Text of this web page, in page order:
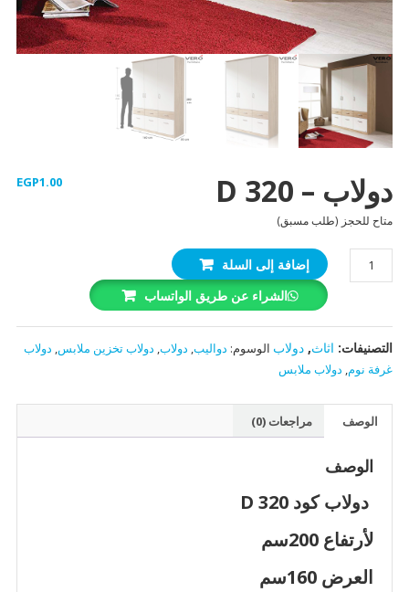
دولاب – D 320 EGP1.00
متاح للحجز (طلب مسبق)
كمية
دولاب
320
إضافة إلى السلة
الشراء عن طريق الواتساب
التصنيفات: اثاث, دولاب الوسوم: دواليب, دولاب, دولاب تخزين ملابس, دولاب
غرفة نوم, دولاب ملابس
الوصف مراجعات (0)
الوصف
دولاب كود D 320
لأرتفاع 200سم
العرض 160سم